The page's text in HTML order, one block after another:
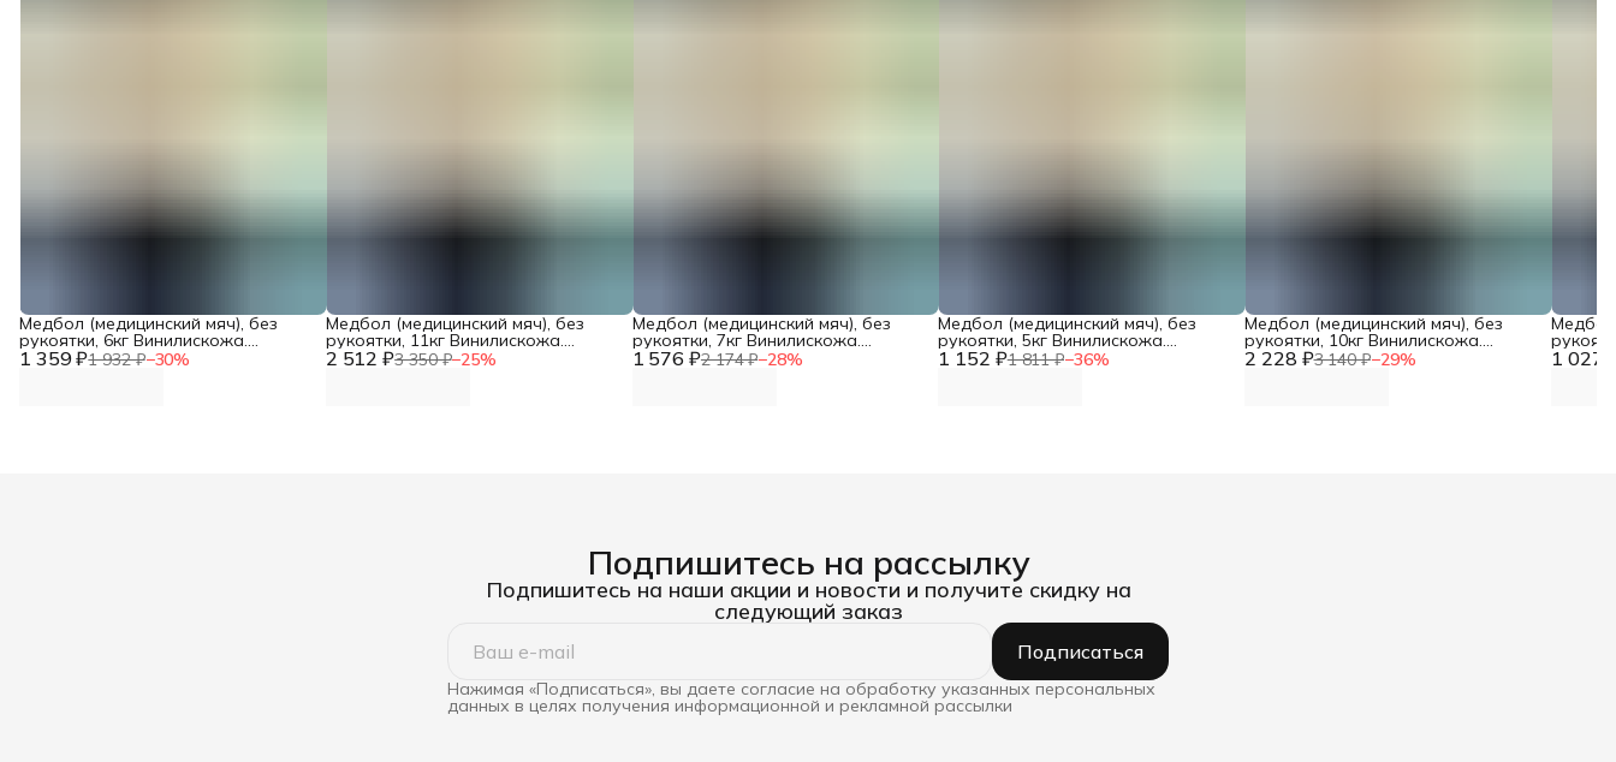
1 359 ₽1 932 ₽−30%
Медбол (медицинский мяч), без
рукоятки, 6кг Винилискожа.
Диаметр 25см DNN 2 512 ₽3 350 ₽−25%
Медбол (медицинский мяч), без
рукоятки, 11кг Винилискожа.
Диаметр 32см DNN 1 576 ₽2 174 ₽−28%
Медбол (медицинский мяч), без
рукоятки, 7кг Винилискожа.
Диаметр 26см DNN 1 152 ₽1 811 ₽−36%
Медбол (медицинский мяч), без
рукоятки, 5кг Винилискожа.
Диаметр 23см DNN 2 228 ₽3 140 ₽−29%
Медбол (медицинский мяч), без
рукоятки, 10кг Винилискожа.
Диаметр 30см DNN 1 027
Медбол
Подпишитесь на рассылку
Подпишитесь на наши акции и новости и получите скидку на
следующий заказ
Подписаться
Нажимая «Подписаться», вы даете согласие на обработку указанных персональных
данных в целях получения информационной и рекламной рассылки